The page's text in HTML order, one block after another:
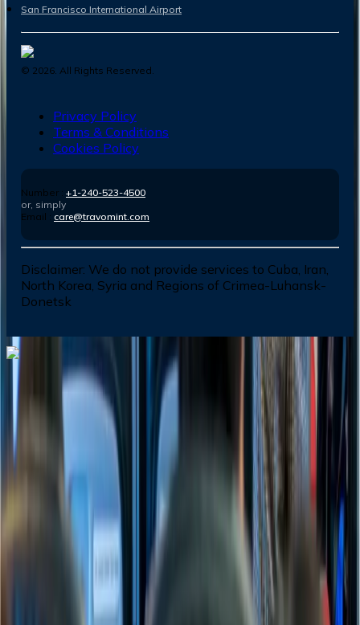
San Francisco International Airport
© 2026 . All Rights Reserved.
Privacy Policy
Terms & Conditions
Cookies Policy
Number : +1-240-523-4500
or, simply
Email : care@travomint.com
Disclaimer: We do not provide services to Cuba, Iran,
North Korea, Syria and Regions of Crimea-Luhansk-
Donetsk
Dial In for Bigger Savings: Exclusive Deals!
+1-240-523-4500